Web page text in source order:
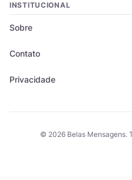
INSTITUCIONAL
Sobre
Contato
Privacidade
© 2026 Belas Mensagens.